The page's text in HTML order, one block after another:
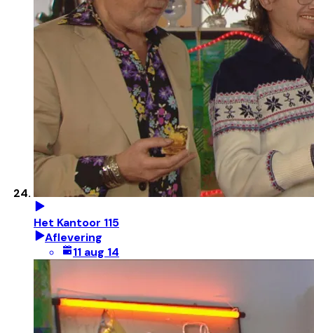
Het Kantoor 115
Aflevering
11 aug 14